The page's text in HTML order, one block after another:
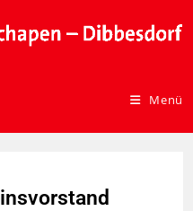
Menü